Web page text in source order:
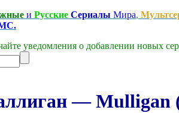
и Русские Сериалы Мира,
уведомления о добавлении новых
— Mulligan